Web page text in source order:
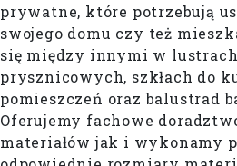
prywatne, które potrzebują
swojego domu czy też
się między innymi w
prysznicowych, szkłach do
pomieszczeń oraz balustrad
Oferujemy fachowe
materiałów jak i wykonamy